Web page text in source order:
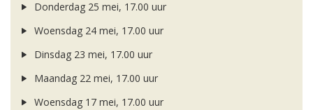
Donderdag 25 mei, 17.00 uur
Woensdag 24 mei, 17.00 uur
Dinsdag 23 mei, 17.00 uur
Maandag 22 mei, 17.00 uur
Woensdag 17 mei, 17.00 uur